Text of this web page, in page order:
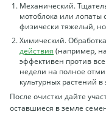
Механический.
мотоблока или
физически тяжелый,
Химический.
действия (например,
эффективен против
недели на полное
культурных растений в
После очистки дайте
оставшиеся в земле